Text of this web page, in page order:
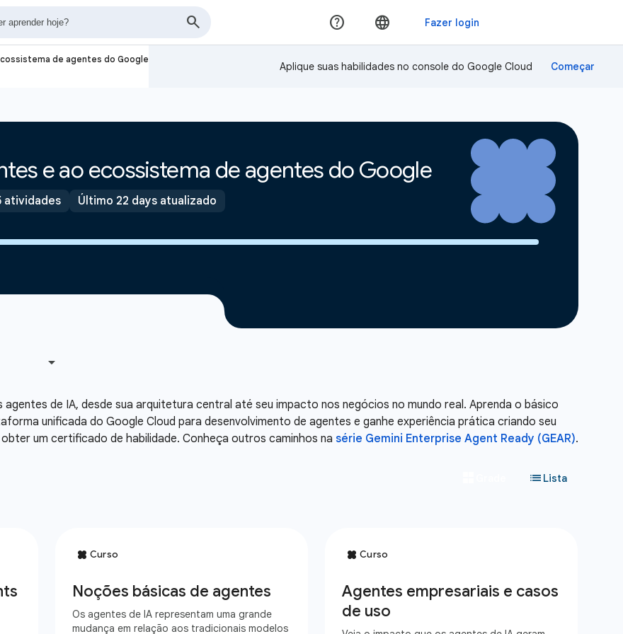
de agentes do Google
Aplique suas habilidades no console do Google Cloud
e ao ecossistema de agentes do Google
atividades Último 22 days atualizado
de IA, desde sua arquitetura central até seu impacto nos negócios no mundo real. Aprenda o básico
unificada do Google Cloud para desenvolvimento de agentes e ganhe experiência prática criando seu
um certificado de habilidade. Conheça outros caminhos na série Gemini Enterprise Agent Ready (GEAR).